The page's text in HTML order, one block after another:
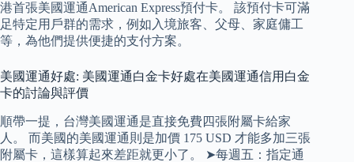
港首張美國運通American Express預付卡。 該預付卡可滿
足特定用戶群的需求，例如入境旅客、父母、家庭傭工
等，為他們提供便捷的支付方案。
美國運通好處: 美國運通白金卡好處在美國運通信用白金
卡的討論與評價
順帶一提，台灣美國運通是直接免費四張附屬卡給家
人。 而美國的美國運通則是加價 175 USD 才能多加三張
附屬卡，這樣算起來差距就更小了。 ➤每週五：指定通